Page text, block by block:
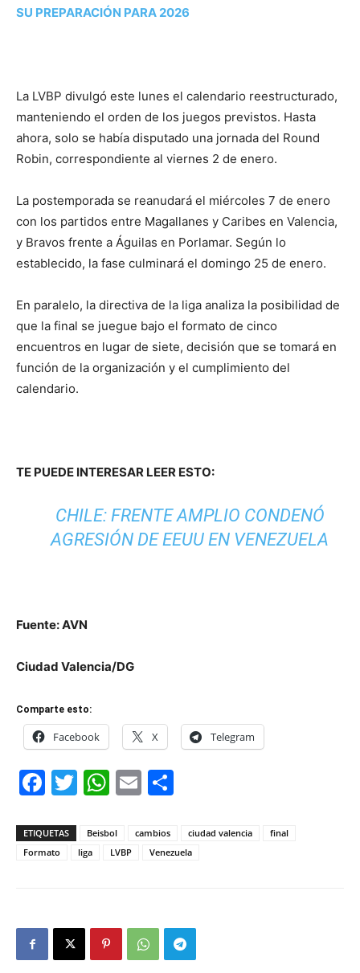
SU PREPARACIÓN PARA 2026
La LVBP divulgó este lunes el calendario reestructurado,
manteniendo el orden de los juegos previstos. Hasta
ahora, solo se había disputado una jornada del Round
Robin, correspondiente al viernes 2 de enero.
La postemporada se reanudará el miércoles 7 de enero
con los partidos entre Magallanes y Caribes en Valencia,
y Bravos frente a Águilas en Porlamar. Según lo
establecido, la fase culminará el domingo 25 de enero.
En paralelo, la directiva de la liga analiza la posibilidad de
que la final se juegue bajo el formato de cinco
encuentros en lugar de siete, decisión que se tomará en
función de la organización y el cumplimiento del
calendario.
TE PUEDE INTERESAR LEER ESTO:
CHILE: FRENTE AMPLIO CONDENÓ
AGRESIÓN DE EEUU EN VENEZUELA
Fuente: AVN
Ciudad Valencia/DG
Comparte esto:
Facebook X Telegram
Facebook
Twitter
WhatsApp
Email
ETIQUETAS Beisbol cambios ciudad valencia
final
Formato
liga LVBP Venezuela